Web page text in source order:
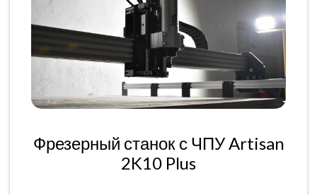
Фрезерный станок с ЧПУ Artisan
2K10 Plus